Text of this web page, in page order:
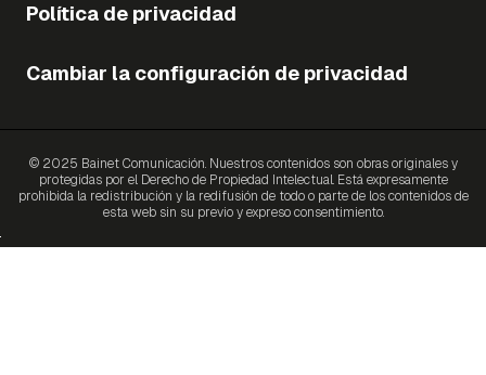
Política de privacidad
Cambiar la configuración de privacidad
© 2025 Bainet Comunicación. Nuestros contenidos son obras originales y
protegidas por el Derecho de Propiedad Intelectual. Está expresamente
prohibida la redistribución y la redifusión de todo o parte de los contenidos de
esta web sin su previo y expreso consentimiento.